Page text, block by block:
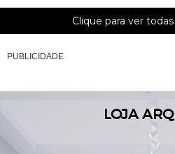
Clique para ver
PUBLICIDADE
LOJA